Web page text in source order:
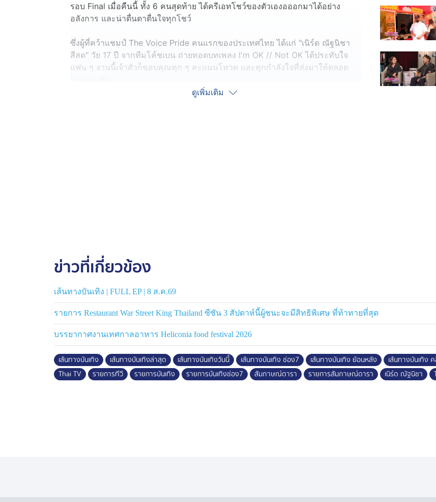
รอบ Final เมื่อคืนนี้ ทั้ง 6 คนสุดท้าย ได้ครีเอทโชว์ของตัวเองอออกมาได้อย่าง
อลังการ และน่าตื่นตาตื่นใจทุกโชว์
ซึ่งผู้ที่คว้าแชมป์ The Voice Pride คนแรกของประเทศไทย ได้แก่ "เนิร์ด ณัฐนิชา
สีสด" วัย 17 ปี จากทีมโค้ชเบน ถ่ายทอดบทเพลง I'm OK // Not OK ได้ประทับใจ
แฟน ๆ งานนี้เจ้าตัวก็ขอบคุณทุก ๆ คะแนนโหวต และทุกกำลังใจที่ส่งมาให้ตลอด
ดูเพิ่มเติม
ข่าวที่เกี่ยวข้อง
เส้นทางบันเทิง | FULL EP | 8 ส.ค.69
รายการ Restaurant War Street King Thailand ซีซัน 3 สัปดาห์นี้ผู้ชนะจะมีสิทธิพิเศษ ที่ท้าทายที่สุด
บรรยากาศงานเทศกาลอาหาร Heliconia food festival 2026
เส้นทางบันเทิง เส้นทางบันเทิงล่าสุด เส้นทางบันเทิงวันนี้ เส้นทางบันเทิง ช่อง7 เส้นทางบันเทิง ย้อนหลัง เส้นทางบันเทิง
Thai TV
รายการทีวี รายการบันเทิง รายการบันเทิงช่อง7 สัมภาษณ์ดารา รายการสัมภาษณ์ดารา เนิร์ด ณัฐนิชา